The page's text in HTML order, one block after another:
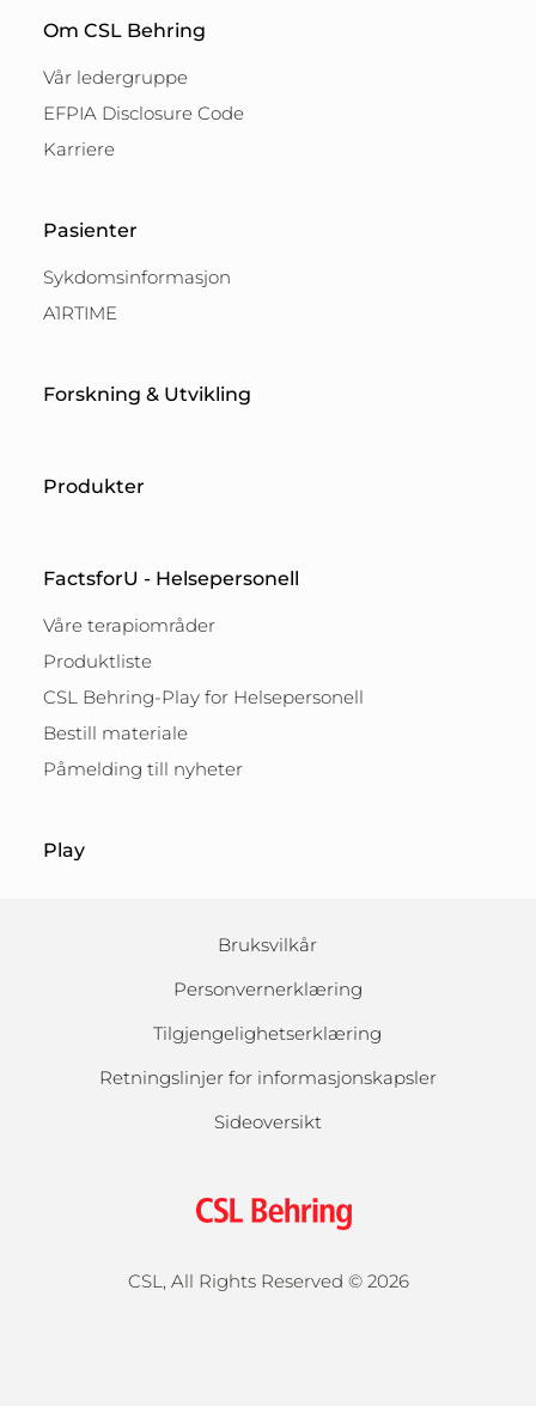
Om CSL Behring
Vår ledergruppe
EFPIA Disclosure Code
Karriere
Pasienter
Sykdomsinformasjon
A1RTIME
Forskning & Utvikling
Produkter
FactsforU - Helsepersonell
Våre terapiområder
Produktliste
CSL Behring-Play for Helsepersonell
Bestill materiale
Påmelding till nyheter
Play
Bruksvilkår
Personvernerklæring
Tilgjengelighetserklæring
Retningslinjer for informasjonskapsler
Sideoversikt
CSL, All Rights Reserved © 2026